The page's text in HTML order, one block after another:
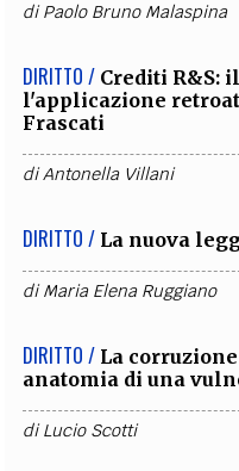
diPaolo Bruno Malaspina
DIRITTO / Crediti R&S:
l'applicazione
Frascati
diAntonella Villani
DIRITTO / La nuova
diMaria Elena Ruggiano
DIRITTO / La
anatomia di una
diLucio Scotti